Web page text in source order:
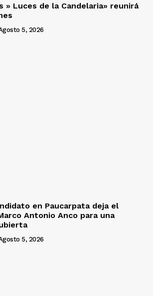
» Luces de la Candelaria» reunirá
5, 2026
en Paucarpata deja el
Antonio Anco para una
5, 2026